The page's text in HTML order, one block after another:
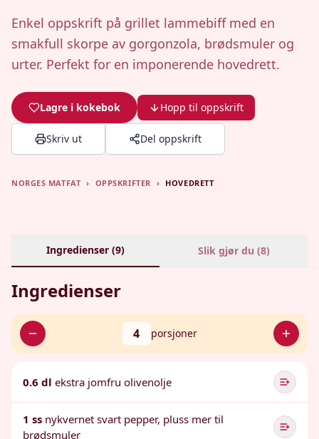
Enkel oppskrift på grillet lammebiff med en
smakfull skorpe av gorgonzola, brødsmuler og
urter. Perfekt for en imponerende hovedrett.
Lagre i kokebok Hopp til oppskrift
Skriv ut Del oppskrift
NORGES MATFAT › OPPSKRIFTER › HOVEDRETT
Ingredienser (9) Slik gjør du (8)
Ingredienser
4 porsjoner
0.6 dl ekstra jomfru olivenolje
1 ss nykvernet svart pepper, pluss mer til
brødsmuler